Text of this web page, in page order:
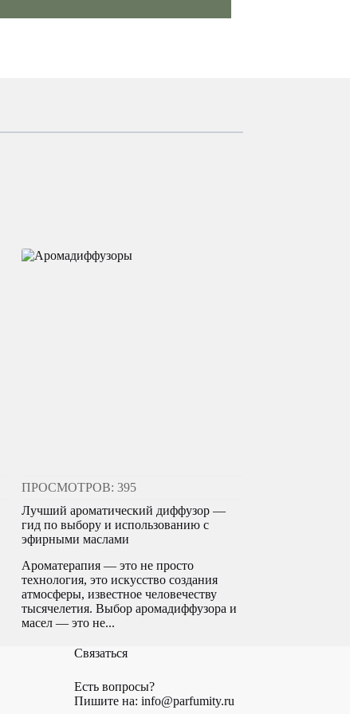
ПРОСМОТРОВ: 395
Лучший ароматический диффузор —
гид по выбору и использованию с
эфирными маслами
Ароматерапия — это не просто
технология, это искусство создания
атмосферы, известное человечеству
тысячелетия. Выбор аромадиффузора и
масел — это не...
Связаться
Есть вопросы?
Пишите на: info@parfumity.ru